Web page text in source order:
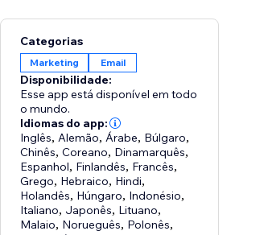
Categorias
Marketing Email
Disponibilidade:
Esse app está disponível em todo
o mundo.
Idiomas do app:
Inglês, Alemão, Árabe, Búlgaro,
Chinês,Coreano, Dinamarquês,
Espanhol, Finlandês, Francês,
Grego, Hebraico, Hindi,
Holandês, Húngaro, Indonésio,
Italiano, Japonês, Lituano,
Malaio, Norueguês, Polonês,